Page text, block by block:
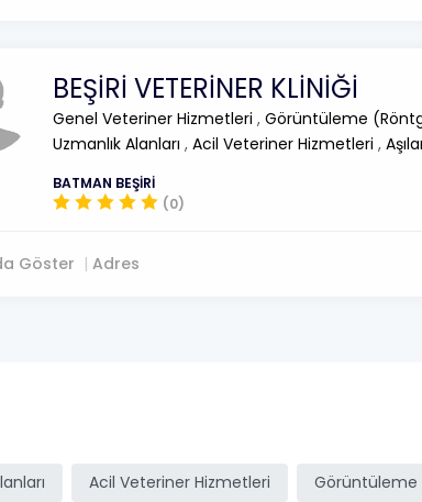
BEŞİRİ VETERİNER KLİNİĞİ
Genel Veteriner Hizmetleri , Görüntüleme
Uzmanlık Alanları , Acil Veteriner Hizmetleri ,
BATMAN BEŞİRİ
(0)
Göster Adres
Acil Veteriner Hizmetleri Görüntüleme